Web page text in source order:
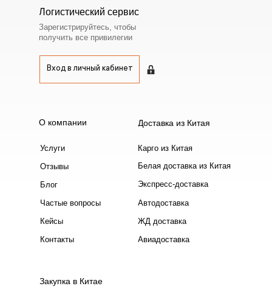
Карго из Китая
Белая доставка из Китая
Экспресс-доставка
Автодоставка
Логистический сервис
Зарегистрируйтесь, чтобы
получить все привилегии
О компании Доставка из Китая
Закупка в Китае
Услуги
Отзывы
Блог
Частые вопросы
Кейсы
Контакты
ЖД доставка
Авиадоставка
Вход в личный кабинет
Вход в личный кабинет